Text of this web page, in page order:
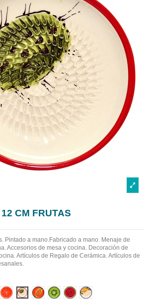
CM FRUTAS
Pintado a mano.Fabricado a mano. Menaje de
Accesorios de mesa y cocina. Decoración de
Artículos de Regalo de Cerámica. Artículos de
3
Diseño 4Diseño 5Diseño 6Diseño 7Diseño 8Diseño 9